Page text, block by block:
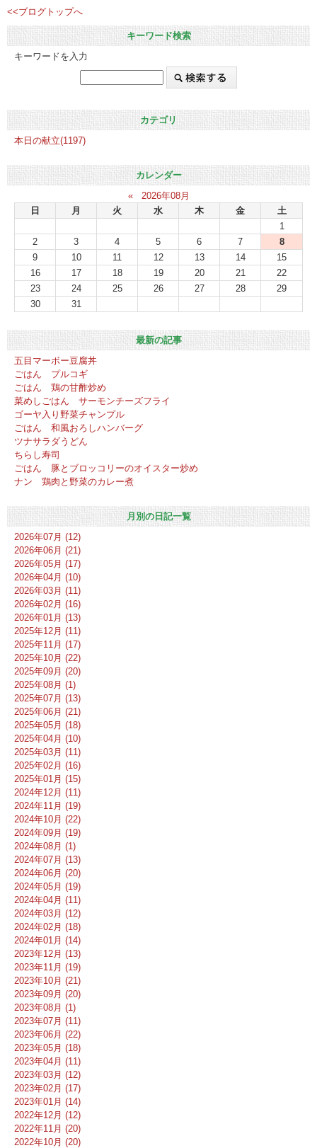
<<ブログトップへ
キーワード検索
キーワードを入力
カテゴリ
本日の献立(1197)
カレンダー
«
2026年08月
日
月 火 水 木 金
土
1
2
3 4 5 6 7
8
9
10 11 12 13 14
15
16
17 18 19 20 21
22
23
24 25 26 27 28
29
30
31
最新の記事
五目マーボー豆腐丼
ごはん プルコギ
ごはん 鶏の甘酢炒め
菜めしごはん サーモンチーズフライ
ゴーヤ入り野菜チャンプル
ごはん 和風おろしハンバーグ
ツナサラダうどん
ちらし寿司
ごはん 豚とブロッコリーのオイスター炒め
ナン 鶏肉と野菜のカレー煮
月別の日記一覧
2026年07月 (12)
2026年06月 (21)
2026年05月 (17)
2026年04月 (10)
2026年03月 (11)
2026年02月 (16)
2026年01月 (13)
2025年12月 (11)
2025年11月 (17)
2025年10月 (22)
2025年09月 (20)
2025年08月 (1)
2025年07月 (13)
2025年06月 (21)
2025年05月 (18)
2025年04月 (10)
2025年03月 (11)
2025年02月 (16)
2025年01月 (15)
2024年12月 (11)
2024年11月 (19)
2024年10月 (22)
2024年09月 (19)
2024年08月 (1)
2024年07月 (13)
2024年06月 (20)
2024年05月 (19)
2024年04月 (11)
2024年03月 (12)
2024年02月 (18)
2024年01月 (14)
2023年12月 (13)
2023年11月 (19)
2023年10月 (21)
2023年09月 (20)
2023年08月 (1)
2023年07月 (11)
2023年06月 (22)
2023年05月 (18)
2023年04月 (11)
2023年03月 (12)
2023年02月 (17)
2023年01月 (14)
2022年12月 (12)
2022年11月 (20)
2022年10月 (20)